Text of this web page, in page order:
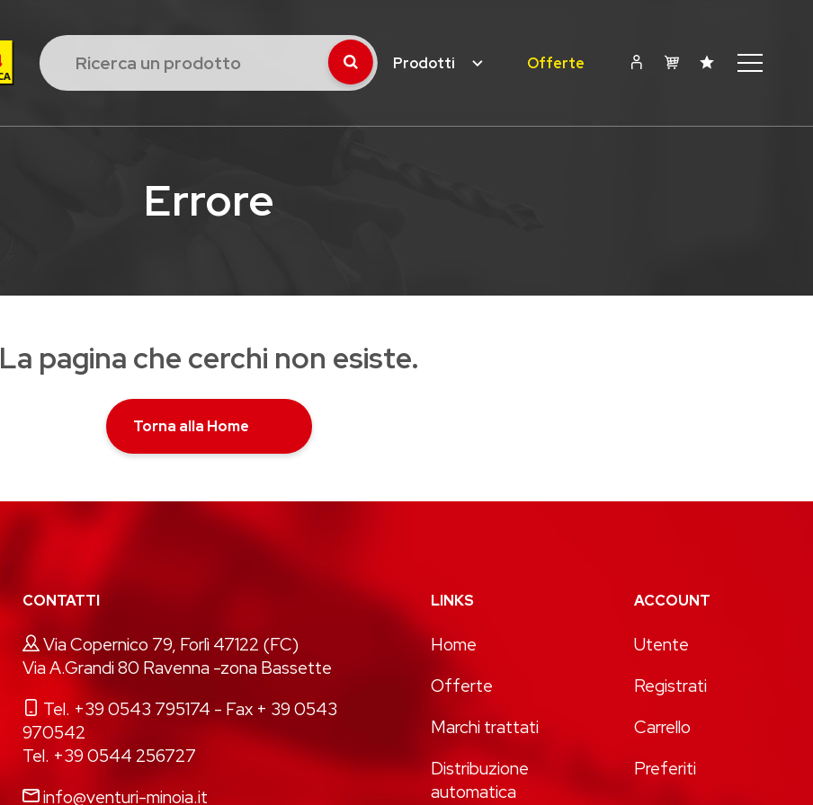
Prodotti Offerte
Errore
La pagina che cerchi non esiste.
Torna alla Home
CONTATTI
Via Copernico 79, Forlì 47122 (FC)
Via A.Grandi 80 Ravenna -zona Bassette
Tel. +39 0543 795174 - Fax + 39 0543
970542
Tel. +39 0544 256727
info@venturi-minoia.it
LINKS
Home
Offerte
Marchi trattati
Distribuzione
automatica
ACCOUNT
Utente
Registrati
Carrello
Preferiti